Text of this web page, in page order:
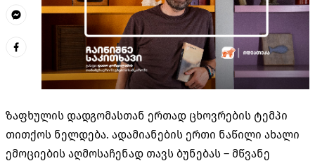
ზაფხულის დადგომასთან ერთად ცხოვრების ტემპი
თითქოს ნელდება. ადამიანების ერთი ნაწილი ახალი
ემოციების აღმოსაჩენად თავს ბუნებას – მწვანე